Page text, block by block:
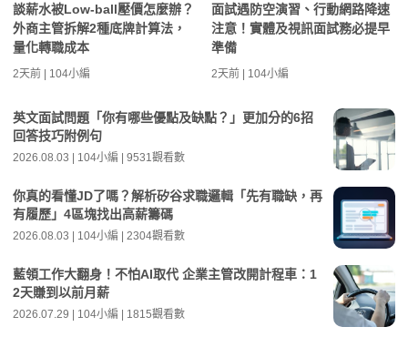
談薪水被Low-ball壓價怎麼辦？
外商主管拆解2種底牌計算法，
量化轉職成本
2天前 | 104小編
面試遇防空演習、行動網路降速
注意！實體及視訊面試務必提早
準備
2天前 | 104小編
英文面試問題「你有哪些優點及缺點？」更加分的6招
回答技巧附例句
2026.08.03 | 104小編 | 9531觀看數
你真的看懂JD了嗎？解析矽谷求職邏輯「先有職缺，再
有履歷」4區塊找出高薪籌碼
2026.08.03 | 104小編 | 2304觀看數
藍領工作大翻身！不怕AI取代 企業主管改開計程車：1
2天賺到以前月薪
2026.07.29 | 104小編 | 1815觀看數